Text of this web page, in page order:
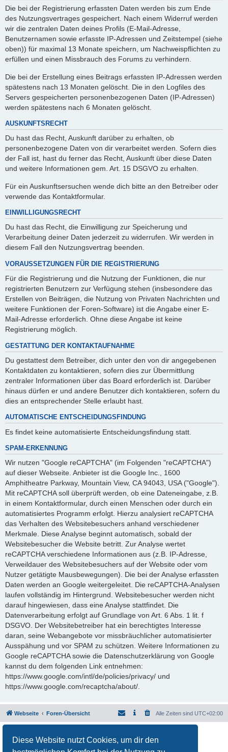
Diese Website nutzt Cookies, um dir den
Die bei der Registrierung erfassten Daten werden bis zum Ende
des Nutzungsvertrages gespeichert. Nach einem Widerruf werden
wir die zentralen Daten deines Profils (E-Mail-Adresse,
Benutzernamen sowie erfasste IP-Adressen und Zeitstempel (siehe
oben)) für maximal 13 Monate speichern, um Nachweispflichten zu
erfüllen und einen Missbrauch des Forums zu verhindern.
Die bei der Erstellung eines Beitrags erfassten IP-Adressen werden
spätestens nach 13 Monaten gelöscht. Die in den Logfiles des
Servers gespeicherten personenbezogenen Daten (IP-Adressen)
werden spätestens nach 6 Monaten gelöscht.
AUSKUNFTSRECHT
Du hast das Recht, Auskunft darüber zu erhalten, ob
personenbezogene Daten von dir verarbeitet werden. Sofern dies
der Fall ist, hast du ferner das Recht, Auskunft über diese Daten
und weitere Informationen gem. Art. 15 DSGVO zu erhalten.
Für ein Auskunftsersuchen wende dich bitte an den Betreiber oder
verwende das Kontaktformular.
EINWILLIGUNGSRECHT
Du hast das Recht, die Einwilligung zur Speicherung und
Verarbeitung deiner Daten jederzeit zu widerrufen. Wir werden in
diesem Fall den Nutzungsvertrag beenden.
VORAUSSETZUNGEN FÜR DIE REGISTRIERUNG
Für die Registrierung und die Nutzung der Funktionen, die nur
registrierten Benutzern zur Verfügung stehen (insbesondere das
Erstellen von Beiträgen, die Nutzung von Privaten Nachrichten und
weitere Funktionen der Foren-Software) ist die Angabe einer E-
Mail-Adresse erforderlich. Ohne diese Angabe ist keine
Registrierung möglich.
GESTATTUNG DER KONTAKTAUFNAHME
Du gestattest dem Betreiber, dich unter den von dir angegebenen
Kontaktdaten zu kontaktieren, sofern dies zur Übermittlung
zentraler Informationen über das Board erforderlich ist. Darüber
hinaus dürfen er und andere Benutzer dich kontaktieren, sofern du
dies an entsprechender Stelle erlaubt hast.
AUTOMATISCHE ENTSCHEIDUNGSFINDUNG
Es findet keine automatisierte Entscheidungsfindung statt.
SPAM-ERKENNUNG
Wir nutzen "Google reCAPTCHA" (im Folgenden "reCAPTCHA")
auf dieser Webseite. Anbieter ist die Google Inc., 1600
Amphitheatre Parkway, Mountain View, CA 94043, USA ("Google").
Mit reCAPTCHA soll überprüft werden, ob eine Dateneingabe, z.B.
in einem Kontaktformular, durch einen Menschen oder durch ein
automatisiertes Programm erfolgt. Hierzu analysiert reCAPTCHA
das Verhalten des Websitebesuchers anhand verschiedener
Merkmale. Diese Analyse beginnt automatisch, sobald der
Websitebesucher die Website betritt. Zur Analyse wertet
reCAPTCHA verschiedene Informationen aus (z.B. IP-Adresse,
Verweildauer des Websitebesuchers auf der Website oder vom
Nutzer getätigte Mausbewegungen). Die bei der Analyse erfassten
Daten werden an Google weitergeleitet. Die reCAPTCHA-Analysen
laufen vollständig im Hintergrund. Websitebesucher werden nicht
darauf hingewiesen, dass eine Analyse stattfindet. Die
Datenverarbeitung erfolgt auf Grundlage von Art. 6 Abs. 1 lit. f
DSGVO. Der Websitebetreiber hat ein berechtigtes Interesse
daran, seine Webangebote vor missbräuchlicher automatisierter
Ausspähung und vor SPAM zu schützen. Weitere Informationen zu
Google reCAPTCHA sowie die Datenschutzerklärung von Google
kannst du dem folgenden Link entnehmen:
https://www.google.com/intl/de/policies/privacy/ und
https://www.google.com/recaptcha/about/.
Webseite Foren-Übersicht Alle Zeiten sind UTC+02:00
Deutsche Übersetzung durchphpBB.de
Datenschutz|Nutzungsbedingungen